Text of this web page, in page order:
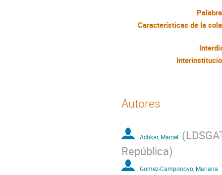
Autores
Achkar, Marcel (
República)
Gomez-Camponovo, Mariana